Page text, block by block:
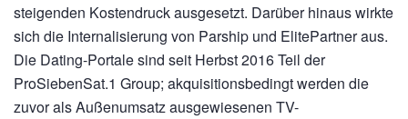
steigenden Kostendruck ausgesetzt. Darüber hinaus wirkte
sich die Internalisierung von Parship und ElitePartner aus.
Die Dating-Portale sind seit Herbst 2016 Teil der
ProSiebenSat.1 Group; akquisitionsbedingt werden die
zuvor als Außenumsatz ausgewiesenen TV-